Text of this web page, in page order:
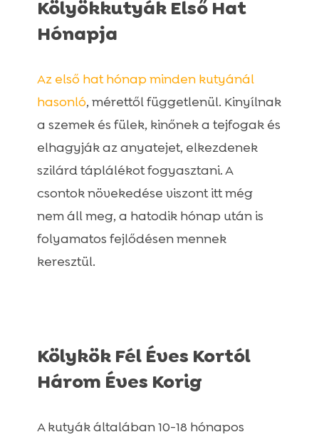
Kölyökkutyák Első Hat
Hónapja
Az első hat hónap minden kutyánál
hasonló, mérettől függetlenül. Kinyílnak
a szemek és fülek, kinőnek a tejfogak és
elhagyják az anyatejet, elkezdenek
szilárd táplálékot fogyasztani. A
csontok növekedése viszont itt még
nem áll meg, a hatodik hónap után is
folyamatos fejlődésen mennek
keresztül.
Kölykök Fél Éves Kortól
Három Éves Korig
A kutyák általában 10-18 hónapos